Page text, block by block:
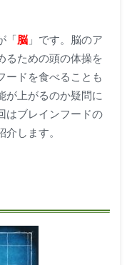
「脳」です。脳のア
るための頭の体操を
ードを食べることも
が上がるのか疑問に
はブレインフードの
します。